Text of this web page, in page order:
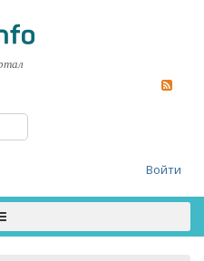
Войти